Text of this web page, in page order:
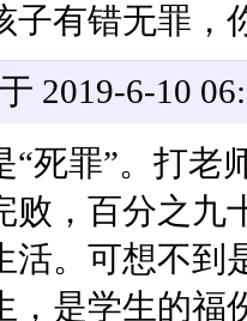
子有错无罪，
2019-6-10
“死罪”。打老
败，百分之九
活。可想不到
，是学生的